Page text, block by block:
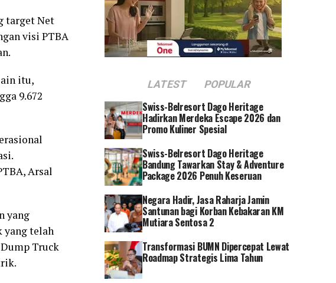
target Net
visi PTBA
itu,
9.672
Arsal
yang
yang telah
Truck
LATEST POPULAR
Swiss-Belresort Dago Heritage
Hadirkan Merdeka Escape 2026 dan
Promo Kuliner Spesial
Swiss-Belresort Dago Heritage
Bandung Tawarkan Stay & Adventure
Package 2026 Penuh Keseruan
Negara Hadir, Jasa Raharja Jamin
Santunan bagi Korban Kebakaran KM
Mutiara Sentosa 2
Transformasi BUMN Dipercepat Lewat
Roadmap Strategis Lima Tahun